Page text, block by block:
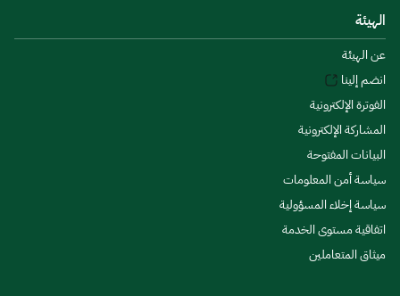
الهيئة
عن الهيئة
انضم إلينا
الفوترة الإلكترونية
المشاركة الإلكترونية
البيانات المفتوحة
سياسة أمن المعلومات
سياسة إخلاء المسؤولية
اتفاقية مستوى الخدمة
ميثاق المتعاملين